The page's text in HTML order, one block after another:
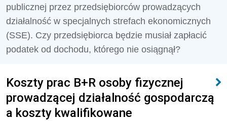
publicznej przez przedsiębiorców prowadzących
działalność w specjalnych strefach ekonomicznych
(SSE). Czy przedsiębiorca będzie musiał zapłacić
podatek od dochodu, którego nie osiągnął?
Koszty prac B+R osoby fizycznej
prowadzącej działalność gospodarczą
a koszty kwalifikowane